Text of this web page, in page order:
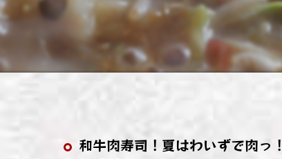
和牛肉寿司！夏はわいずで肉っ